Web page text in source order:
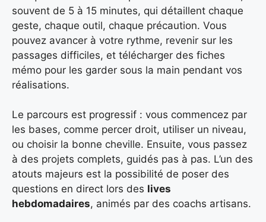
souvent de 5 à 15 minutes, qui détaillent chaque
geste, chaque outil, chaque précaution. Vous
pouvez avancer à votre rythme, revenir sur les
passages difficiles, et télécharger des fiches
mémo pour les garder sous la main pendant vos
réalisations.
Le parcours est progressif : vous commencez par
les bases, comme percer droit, utiliser un niveau,
ou choisir la bonne cheville. Ensuite, vous passez
à des projets complets, guidés pas à pas. L’un des
atouts majeurs est la possibilité de poser des
questions en direct lors des lives
hebdomadaires, animés par des coachs artisans.